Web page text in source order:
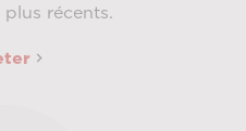
récents.